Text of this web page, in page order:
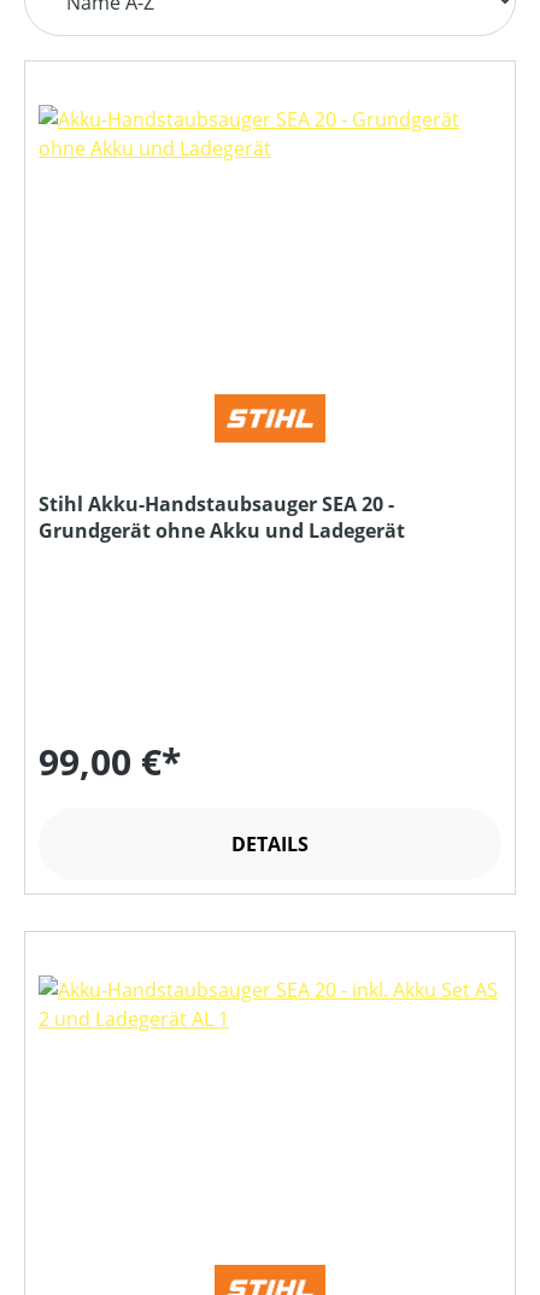
Stihl Akku-Handstaubsauger SEA 20 -
Grundgerät ohne Akku und Ladegerät
99,00 €*
DETAILS